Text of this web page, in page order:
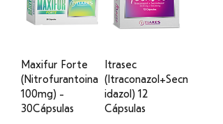
Maxifur Forte
(Nitrofurantoina
100mg) -
30Cápsulas
Itrasec
(Itraconazol+Secn
idazol) 12
Cápsulas